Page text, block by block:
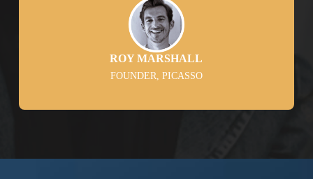
ROY MARSHALL
FOUNDER, PICASSO